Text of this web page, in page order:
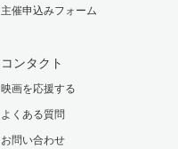
主催申込みフォーム
コンタクト
映画を応援する
よくある質問
お問い合わせ